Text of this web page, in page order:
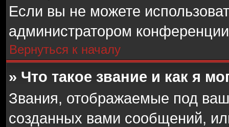
Если вы не можете
администратором
Вернуться к началу
» Что такое звание и как я
Звания, отображаемые под
созданных вами сообщений,